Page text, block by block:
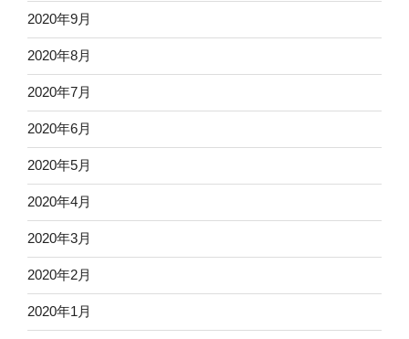
2020年9月
2020年8月
2020年7月
2020年6月
2020年5月
2020年4月
2020年3月
2020年2月
2020年1月